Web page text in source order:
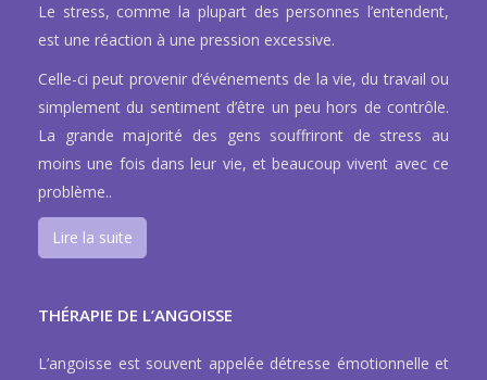
Le stress, comme la plupart des personnes l’entendent,
est une réaction à une pression excessive.
Celle-ci peut provenir d’événements de la vie, du travail ou
simplement du sentiment d’être un peu hors de contrôle.
La grande majorité des gens souffriront de stress au
moins une fois dans leur vie, et beaucoup vivent avec ce
problème..
Lire la suite
THÉRAPIE DE L’ANGOISSE
L’angoisse est souvent appelée détresse émotionnelle et